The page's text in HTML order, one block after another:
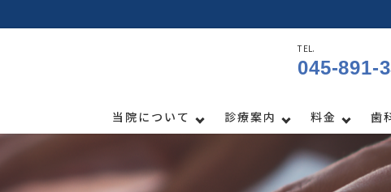
TEL.
045-891-
当院について 診療案内 料金 歯